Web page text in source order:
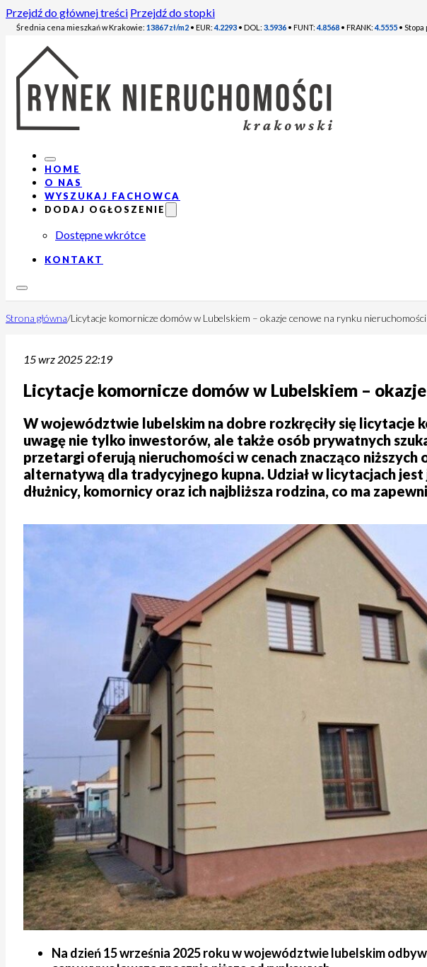
Przejdź do głównej treści Przejdź do stopki
Średnia cena mieszkań w Krakowie: 13867 zł/m2 • EUR: 4.2293 • DOL: 3.5936 • FUNT: 4.8568 • FRANK: 4.5555 •
HOME
O NAS
WYSZUKAJ FACHOWCA
DODAJ OGŁOSZENIE
Dostępne wkrótce
KONTAKT
Strona główna/Licytacje komornicze domów w Lubelskiem – okazje cenowe na rynku nieruchomości
15 wrz 2025 22:19
Licytacje komornicze domów w Lubelskiem –
W województwie lubelskim na dobre rozkręciły się licytacje
uwagę nie tylko inwestorów, ale także osób prywatnych
przetargi oferują nieruchomości w cenach znacząco
alternatywą dla tradycyjnego kupna. Udział w licytacjach
dłużnicy, komornicy oraz ich najbliższa rodzina, co ma
Na dzień 15 września 2025 roku w województwie lubelskim